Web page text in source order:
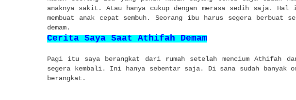
anaknya sakit. Atau hanya cukup dengan merasa sedih saja.
membuat anak cepat sembuh. Seorang ibu harus segera berbuat
demam.
Cerita Saya Saat Athifah Demam
Pagi itu saya berangkat dari rumah setelah mencium Athifah
segera kembali. Ini hanya sebentar saja. Di sana sudah banyak
berangkat.